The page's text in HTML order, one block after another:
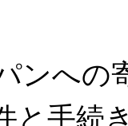
ンへの
と手続